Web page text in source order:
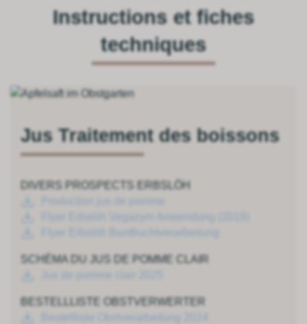
Instructions et fiches
techniques
Jus Traitement des boissons
DIVERS PROSPECTS ERBSLÖH
Production jus de pomme
Flyer Erbslöh Buntfruchtverarbeitung
SCHÉMA DU JUS DE POMME CLAIR
Jus de pomme clair 2025
BESTELLLISTE OBSTVERWERTER
Bestellliste Obstverarbeitung 2024